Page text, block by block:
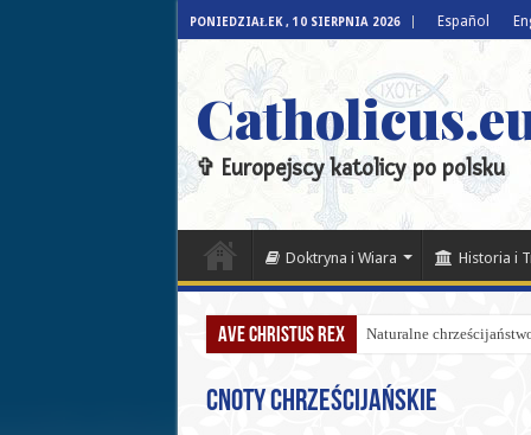
PONIEDZIAŁEK , 10 SIERPNIA 2026 Español
✞ Europejscy katolicy po polsku
Doktryna i Wiara Historia i
Ave Christus Rex Naturalne
Cnoty Chrześcijańskie